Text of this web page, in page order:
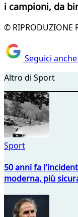
i campioni, da
© RIPRODUZIONE
Seguici
Altro di Sport
Sport
50 anni fa
moderna, più